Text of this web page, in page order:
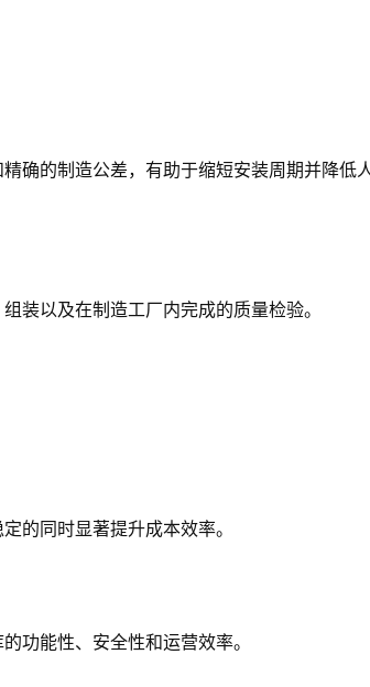
确的制造公差，有助于缩短安装周期并降低
装以及在制造工厂内完成的质量检验。
的同时显著提升成本效率。
功能性、安全性和运营效率。